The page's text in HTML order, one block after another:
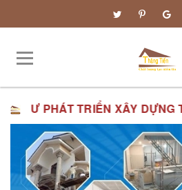
XÂY DỰNG THĂNG TIẾN